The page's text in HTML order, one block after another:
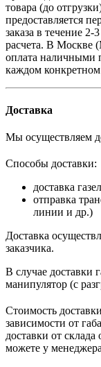
товара (до
предоставляется
заказа в течение
расчета. В Москве
оплата наличными
каждом
Доставка
Мы осуществляем
Способы доставки:
доставка
отправка
линии и др.)
Доставка
заказчика.
В случае доставки
манипулятор (с
Стоимость
зависимости от
доставки от
можете у